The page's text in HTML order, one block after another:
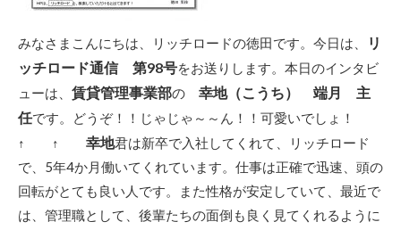
みなさまこんにちは、リッチロードの徳田です。今日は、
リ
ッチロード通信 第98号をお送りします。本日のインタビ
ューは、 賃貸管理事業部の 幸地（こうち） 端月 主
任です。どうぞ！！じゃじゃ～～ん！！可愛いでしょ！
↑ ↑ 幸地君は新卒で入社してくれて、リッチロード
で、5年4か月働いてくれています。仕事は正確で迅速、頭の
回転がとても良い人です。また性格が安定していて、最近で
は、管理職として、後輩たちの面倒も良く見てくれるように